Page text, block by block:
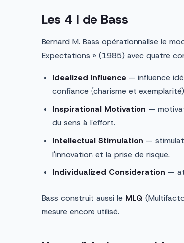
Les 4 I de Bass
Bernard M. Bass opérationnalise le
Expectations » (1985) avec quatre
Idealized Influence — influence
confiance (charisme et
Inspirational Motivation —
du sens à l'effort.
Intellectual Stimulation —
l'innovation et la prise de risque.
Individualized Consideration —
Bass construit aussi le MLQ
mesure encore utilisé.